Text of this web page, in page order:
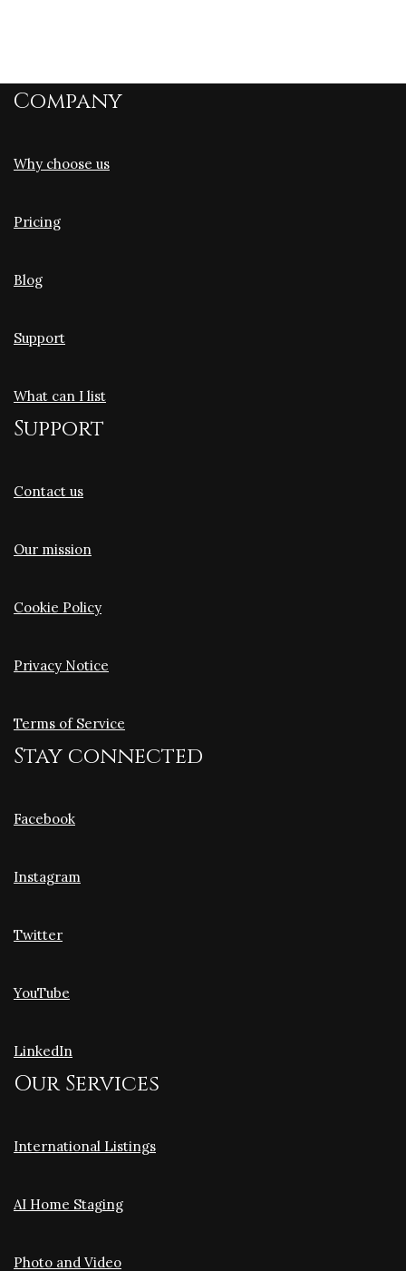
Company
Why choose us
Pricing
Blog
Support
What can I list
Support
Contact us
Our mission
Cookie Policy
Privacy Notice
Terms of Service
Stay connected
Facebook
Instagram
Twitter
YouTube
LinkedIn
Our Services
International Listings
AI Home Staging
Photo and Video